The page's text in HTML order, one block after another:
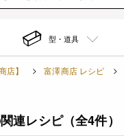
型・道具
店】 富澤商店 レシピ
連レシピ（全4件）